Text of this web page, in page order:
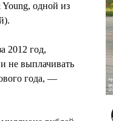
одной из
2012 год,
не выплачивать
года, —